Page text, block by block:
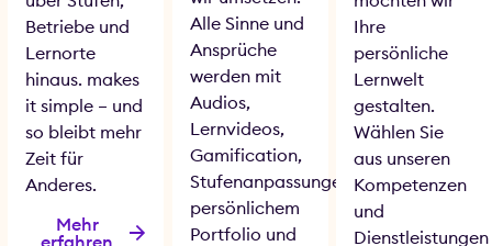
Betriebe und
Lernorte
hinaus. makes
it simple – und
so bleibt mehr
Zeit für
Anderes.
Mehr
erfahren
Alle Sinne und
Ansprüche
werden mit
Audios,
Lernvideos,
Gamification,
Stufenanpassungen,
persönlichem
Portfolio und
Ihre
persönliche
Lernwelt
gestalten.
Wählen Sie
aus unseren
Kompetenzen
und
Dienstleistungen